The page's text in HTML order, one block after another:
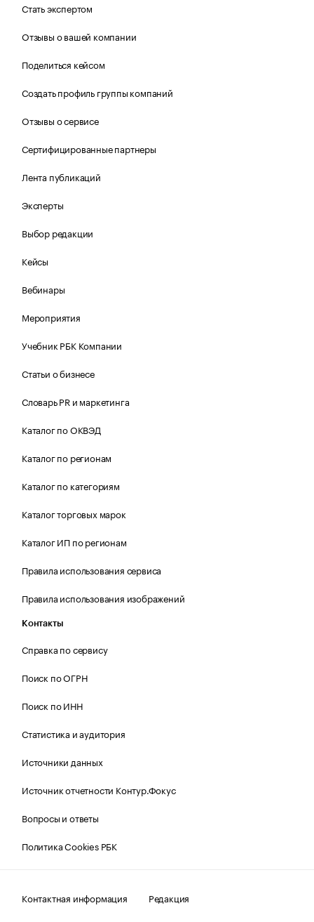
Стать экспертом
Отзывы о вашей компании
Поделиться кейсом
Создать профиль группы компаний
Отзывы о сервисе
Сертифицированные партнеры
Лента публикаций
Эксперты
Выбор редакции
Кейсы
Вебинары
Мероприятия
Учебник РБК Компании
Статьи о бизнесе
Словарь PR и маркетинга
Каталог по ОКВЭД
Каталог по регионам
Каталог по категориям
Каталог торговых марок
Каталог ИП по регионам
Правила использования сервиса
Правила использования изображений
Контакты
Справка по сервису
Поиск по ОГРН
Поиск по ИНН
Статистика и аудитория
Источники данных
Источник отчетности Контур.Фокус
Вопросы и ответы
Политика Cookies РБК
Контактная информация
Редакция